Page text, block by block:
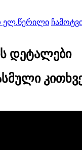
ელ.წერილი
დეტალები